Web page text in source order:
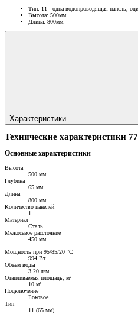
Тип: 11 - одна водопроводящая панель,
Высота: 500мм.
Длина: 800мм.
Характеристики
Технические характеристики
Основные характеристики
Высота
500 мм
Глубина
65 мм
Длина
800 мм
Количество панелей
1
Материал
Сталь
Межосевое расстояние
450 мм
Мощность при 95/85/20 °C
994 Вт
Объем воды
3.20 л/м
Отапливаемая площадь, м²
10 м²
Подключение
Боковое
Тип
11 (65 мм)